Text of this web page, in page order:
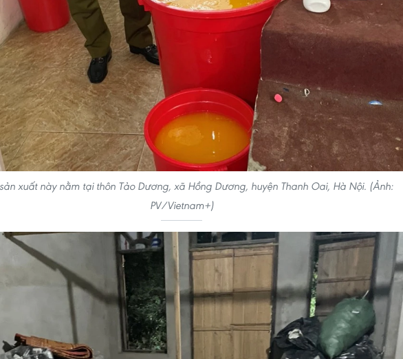
xuất này nằm tại thôn Tảo Dương, xã Hồng Dương, huyện Thanh Oai, Hà Nội. (Ảnh:
PV/Vietnam+)